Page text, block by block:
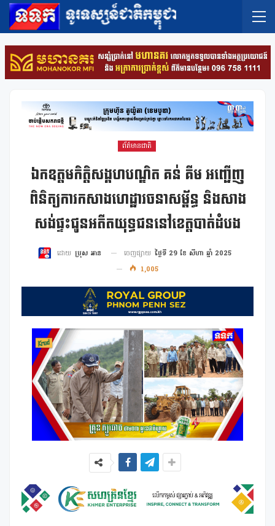
ព័ត៌មានជាតិ
ឯកឧត្តមកិត្តិសង្គហបណ្ឌិត គន់ គីម អញ្ជើញ
ពិនិត្យការកសាងហេដ្ឋារចនាសម្ព័ន្ធ និងសាង
សង់ផ្ទះជូនអតីតយុទ្ធជននៅខេត្តបាត់ដំបង
ដោយ ប្រុស អាន ចេញផ្សាយ ថ្ងៃទី 29 ខែ សីហា ឆ្នាំ 2025
1,005